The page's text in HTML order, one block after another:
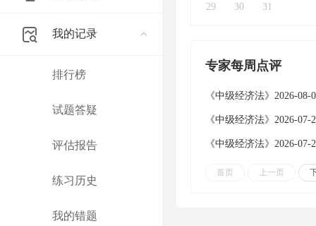
我的记录
排行榜
试题答疑
评估报告
练习历史
我的错题
29 30 31
专家每周点评
《中级经济法》2026-08-
《中级经济法》2026-07-
《中级经济法》2026-07-
首页 上一页